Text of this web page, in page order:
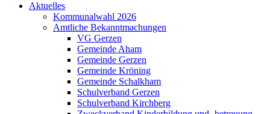
Aktuelles
Kommunalwahl 2026
Amtliche Bekanntmachungen
VG Gerzen
Gemeinde Aham
Gemeinde Gerzen
Gemeinde Kröning
Gemeinde Schalkham
Schulverband Gerzen
Schulverband Kirchberg